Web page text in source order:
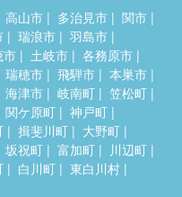
高山市 多治見市
関市
瑞浪市
羽島市
市 土岐市
各務原市
瑞穂市 飛騨市
本巣市
海津市 岐南町
笠松町
関ケ原町
神戸町
揖斐川町
大野町
坂祝町 富加町
川辺町
白川町
東白川村